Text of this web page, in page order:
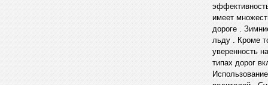
имеет
дороге .
льду . Кроме
уверенность
типах дорог